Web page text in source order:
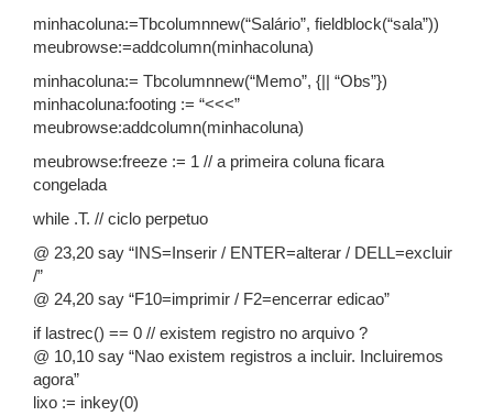
minhacoluna:=Tbcolumnnew(“Salário”, fieldblock(“sala”))
meubrowse:=addcolumn(minhacoluna)
minhacoluna:= Tbcolumnnew(“Memo”, {|| “Obs”})
minhacoluna:footing := “<<<”
meubrowse:addcolumn(minhacoluna)
meubrowse:freeze := 1 // a primeira coluna ficara
congelada
while .T. // ciclo perpetuo
@ 23,20 say “INS=Inserir / ENTER=alterar / DELL=excluir
/”
@ 24,20 say “F10=imprimir / F2=encerrar edicao”
if lastrec() == 0 // existem registro no arquivo ?
@ 10,10 say “Nao existem registros a incluir. Incluiremos
agora”
lixo := inkey(0)